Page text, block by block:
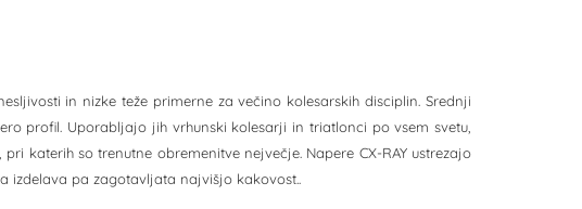
in nizke teže primerne za večino kolesarskih disciplin. Srednji
profil. Uporabljajo jih vrhunski kolesarji in triatlonci po vsem svetu,
katerih so trenutne obremenitve nejvečje. Napere CX-RAY ustrezajo
izdelava pa zagotavljata najvišjo kakovost..